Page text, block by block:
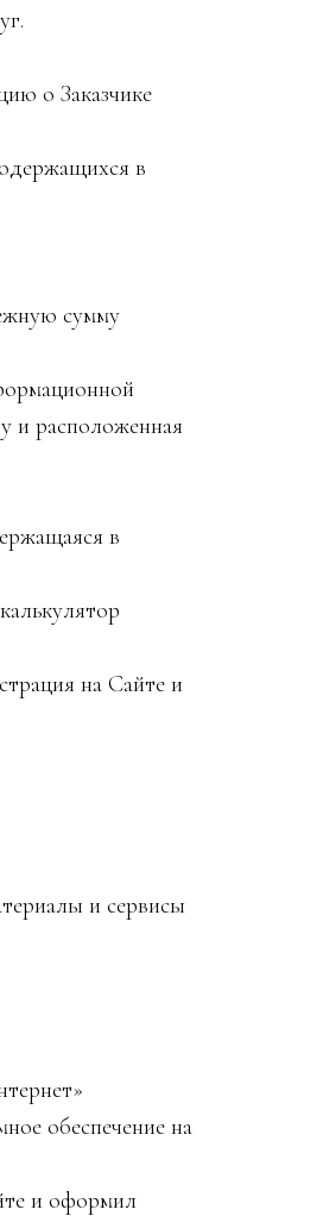
о Заказчике
в
сумму
и расположенная
в
на Сайте и
и сервисы
обеспечение на
и оформил